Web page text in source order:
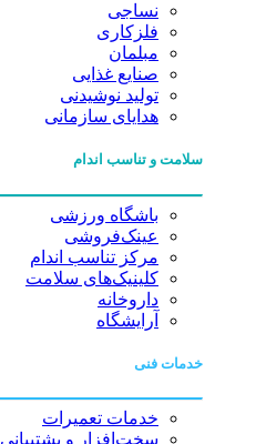
نساجی
فلزکاری
مبلمان
صنایع غذایی
تولید نوشیدنی
هدایای سازمانی
سلامت و تناسب اندام
باشگاه ورزشی
عینک‌فروشی
مرکز تناسب اندام
کلینیک‌های سلامت
داروخانه
آرایشگاه
خدمات فنی
خدمات تعمیرات
سخت‌افزار و پشتیبانی IT